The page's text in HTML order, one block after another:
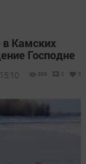
Камских
Господне
889 0 5